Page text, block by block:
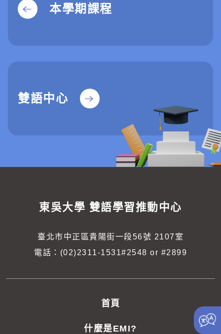
本學期課程
雙語中心
東吳大學 雙語學習推動中心
臺北市中正區貴陽街一段56號 2107室
電話： (02)2311-1531#2548 or #2899
首頁
什麼是EMI?